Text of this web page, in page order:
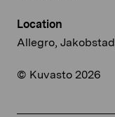
Location
Allegro, Jakobstad
© Kuvasto 2026